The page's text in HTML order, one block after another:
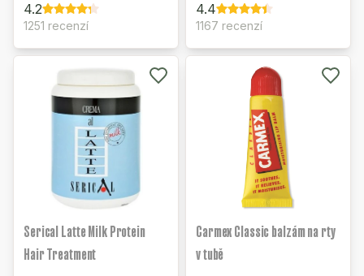
4.2
1251 recenzí
4.4
1167 recenzí
Serical Latte Milk Protein
Hair Treatment
Carmex Classic balzám na rty
v tubě